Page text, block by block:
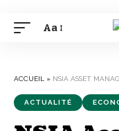
Font
Aa
ACCUEIL » NSIA ASSET MANAGEMENT
ACTUALITÉ